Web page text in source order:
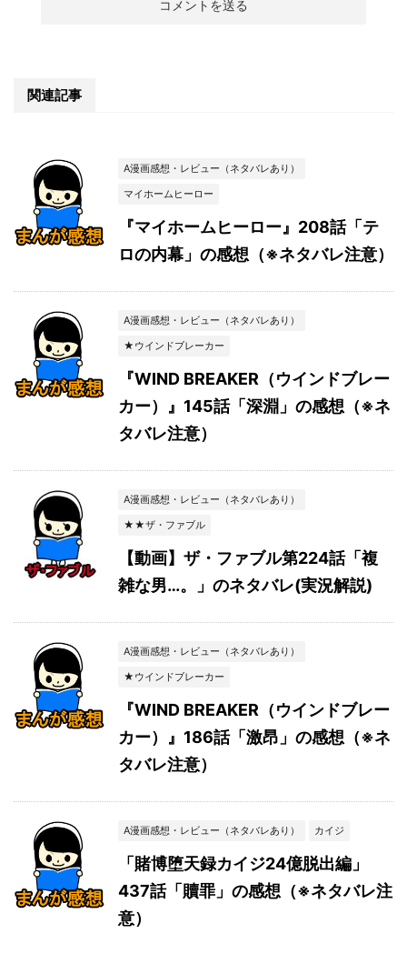
関連記事
A漫画感想・レビュー（ネタバレあり）
マイホームヒーロー
『マイホームヒーロー』208話「テ
ロの内幕」の感想（※ネタバレ注意）
A漫画感想・レビュー（ネタバレあり）
★ウインドブレーカー
『WIND BREAKER（ウインドブレー
カー）』145話「深淵」の感想（※ネ
タバレ注意）
A漫画感想・レビュー（ネタバレあり）
★★ザ・ファブル
【動画】ザ・ファブル第224話「複
雑な男…。」のネタバレ(実況解説)
A漫画感想・レビュー（ネタバレあり）
★ウインドブレーカー
『WIND BREAKER（ウインドブレー
カー）』186話「激昂」の感想（※ネ
タバレ注意）
A漫画感想・レビュー（ネタバレあり） カイジ
「賭博堕天録カイジ24億脱出編」
437話「贖罪」の感想（※ネタバレ注
意）